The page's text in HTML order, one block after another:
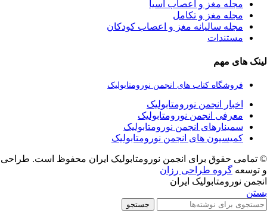
مجله مغز و اعصاب آسیا
مجله مغز و تکامل
مجله سالیانه مغز و اعصاب کودکان
مستندات
لینک های مهم
فروشگاه کتاب های انجمن نورومتابولیک
اخبار انجمن نورومتابولیک
معرفی انجمن نورومتابولیک
سمینارهای انجمن نورومتابولیک
کمیسیون های انجمن نورومتابولیک
© تمامی حقوق برای انجمن نورومتابولیک ایران محفوظ است. طراحی
و توسعه گروه طراحی رزان
انجمن نورومتابولیک ایران
بستن
جستجو